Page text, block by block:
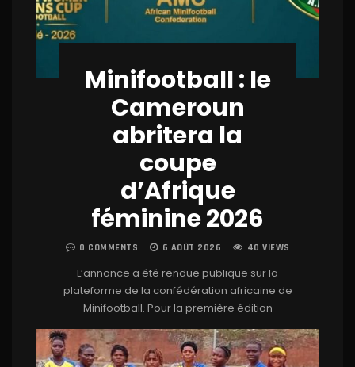
Minifootball : le
Cameroun
abritera la
coupe
d’Afrique
féminine 2026
0 COMMENTS 6 AOÛT 2026 40 VIEWS
L’annonce a été rendue publique sur la
plateforme de la confédération africaine de
Minifootball. Pour la première édition